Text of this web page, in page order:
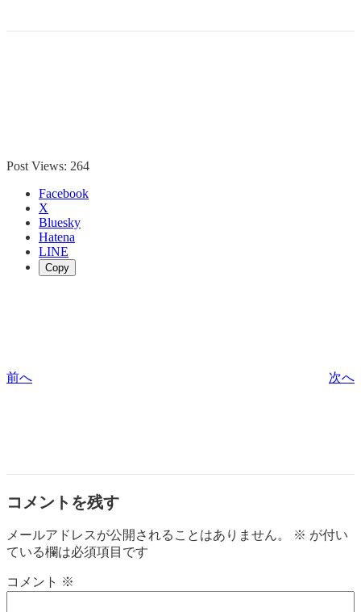
Post Views: 264
Facebook
X
Bluesky
Hatena
LINE
Copy
前へ 次へ
コメントを残す
メールアドレスが公開されることはありません。 ※ が付い
ている欄は必須項目です
コメント ※